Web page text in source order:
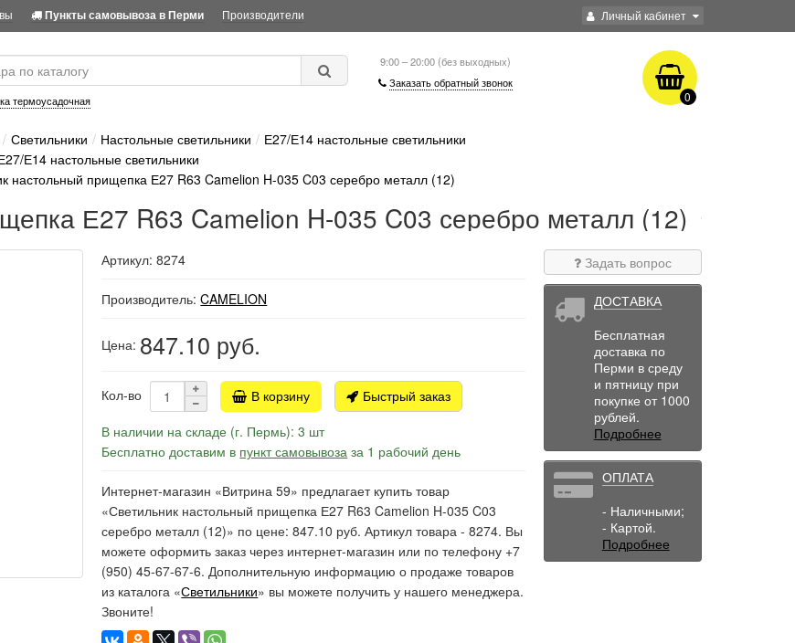
Личный кабинет
Пункты самовывоза в Перми Производители
термоусадочная
9:00 – 20:00 (без выходных)
Заказать обратный звонок
0
Светильники Настольные светильники
Е27/Е14 настольные светильники
Е14 настольные светильники
настольный прищепка Е27 R63 Camelion H-035 C03 серебро металл (12)
Е27 R63 Camelion H-035 C03 серебро металл (12)
Артикул: 8274
Производитель:CAMELION
Цена: 847.10 руб.
Кол-во В корзину
Быстрый заказ
В наличии на складе (г. Пермь): 3 шт
Бесплатно доставим в пункт самовывоза за 1 рабочий день
Интернет-магазин «Витрина 59» предлагает купить товар
«Светильник настольный прищепка Е27 R63 Camelion H-035 C03
серебро металл (12)» по цене: 847.10 руб. Артикул товара - 8274. Вы
можете оформить заказ через интернет-магазин или по телефону +7
(950) 45-67-67-6. Дополнительную информацию о продаже товаров
из каталога «Светильники» вы можете получить у нашего менеджера.
Звоните!
Задать вопрос
ДОСТАВКА
Бесплатная
доставка по
Перми в среду
и пятницу при
покупке от 1000
рублей.
Подробнее
ОПЛАТА
- Наличными;
- Картой.
Подробнее